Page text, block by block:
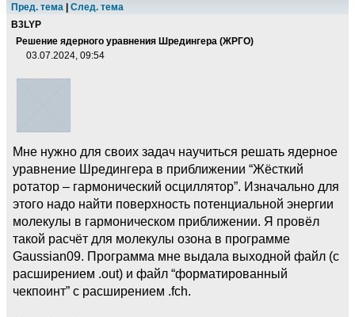
Пред. тема
След. тема
B3LYP
Решение ядерного уравнения Шредингера (ЖРГО)
03.07.2024, 09:54
Мне нужно для своих задач научиться решать ядерное
уравнение Шредингера в приближении “Жёсткий
ротатор – гармонический осциллятор”. Изначально для
этого надо найти поверхность потенциальной энергии
молекулы в гармоническом приближении. Я провёл
такой расчёт для молекулы озона в программе
Gaussian09. Программа мне выдала выходной файл (с
расширением .out) и файл “форматированный
чекпоинт” с расширением .fch.